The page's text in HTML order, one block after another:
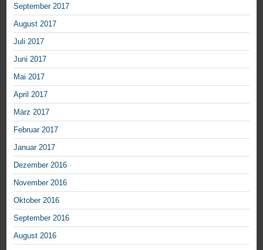
September 2017
August 2017
Juli 2017
Juni 2017
Mai 2017
April 2017
März 2017
Februar 2017
Januar 2017
Dezember 2016
November 2016
Oktober 2016
September 2016
August 2016